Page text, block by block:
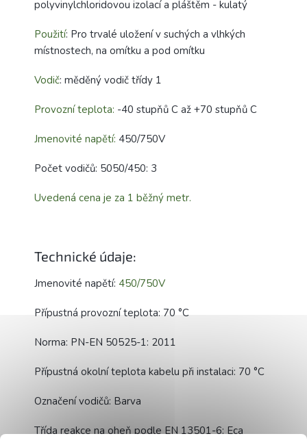
polyvinylchloridovou izolací a pláštěm - kulatý
Použití: Pro trvalé uložení v suchých a vlhkých
místnostech, na omítku a pod omítku
Vodič: měděný vodič třídy 1
Provozní teplota: -40 stupňů C až +70 stupňů C
Jmenovité napětí: 450/750V
Počet vodičů: 5050/450: 3
Uvedená cena je za 1 běžný metr.
Technické údaje:
Jmenovité napětí: 450/750V
Přípustná provozní teplota: 70 °C
Norma: PN-EN 50525-1: 2011
Přípustná okolní teplota kabelu při instalaci: 70 °C
Označení vodičů: Barva
Třída reakce na oheň podle EN 13501-6: Eca